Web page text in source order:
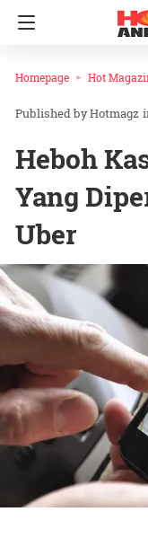
Homepage Hot
Hotmagz
Heboh
Yang
Uber